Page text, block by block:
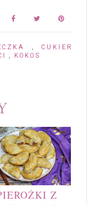
, CUKIER
, KOKOS
Z